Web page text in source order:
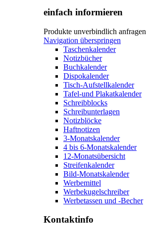
einfach informieren
Produkte unverbindlich anfragen
Navigation überspringen
Taschenkalender
Notizbücher
Buchkalender
Dispokalender
Tisch-Aufstellkalender
Tafel-und Plakatkalender
Schreibblocks
Schreibunterlagen
Notizblöcke
Haftnotizen
3-Monatskalender
4 bis 6-Monatskalender
12-Monatsübersicht
Streifenkalender
Bild-Monatskalender
Werbemittel
Werbekugelschreiber
Werbetassen und -Becher
Kontaktinfo